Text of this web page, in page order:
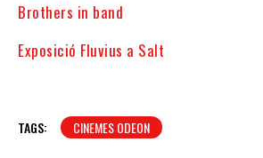
Brothers in band
Exposició Fluvius a Salt
TAGS: CINEMES ODEON